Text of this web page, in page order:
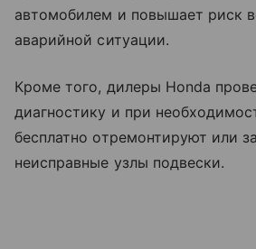
автомобилем и повышает риск
аварийной ситуации.
Кроме того, дилеры Honda
диагностику и при
бесплатно отремонтируют или
неисправные узлы подвески.